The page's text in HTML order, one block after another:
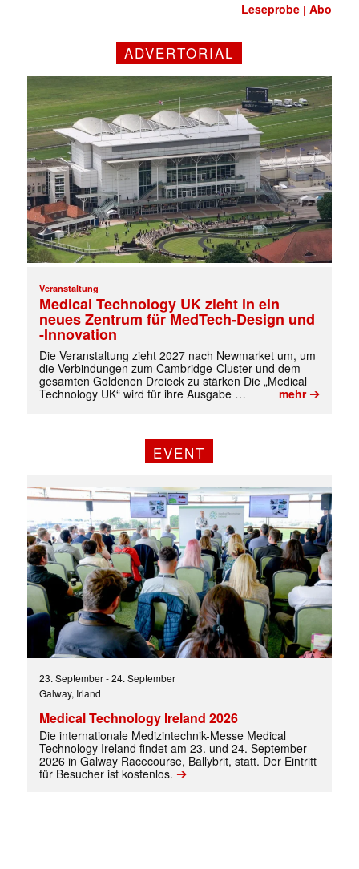
Mit dem |transkript-Newsletter
jede Woche aktuell informiert.
✕
E-
Leseprobe |Abo
ADVERTORIAL
Veranstaltung
Medical Technology UK zieht in ein
neues Zentrum für MedTech-Design und
-Innovation
Die Veranstaltung zieht 2027 nach Newmarket um, um
die Verbindungen zum Cambridge-Cluster und dem
gesamten Goldenen Dreieck zu stärken Die „Medical
Technology UK“ wird für ihre Ausgabe …
mehr➔
EVENT
23. September-24. September
Galway, Irland
Medical Technology Ireland 2026
Die internationale Medizintechnik-Messe Medical
Technology Ireland findet am 23. und 24. September
2026 in Galway Racecourse, Ballybrit, statt. Der Eintritt
für Besucher ist kostenlos. ➔